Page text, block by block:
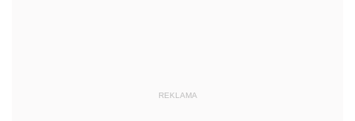
REKLAMA